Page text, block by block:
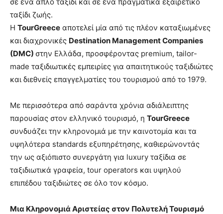
ταξίδι ζωής.
Η TourGreece αποτελεί μία από τις πλέον καταξιωμένες
και διαχρονικές Destination ManagementCompanies
(DMC) στην Ελλάδα, προσφέροντας premium, tailor-
made ταξιδιωτικές εμπειρίες για απαιτητικούς ταξιδιώτες
και διεθνείς επαγγελματίες του τουρισμού από το 1979.
Με περισσότερα από σαράντα χρόνια αδιάλειπτης
παρουσίας στον ελληνικό τουρισμό, η TourGreece
συνδυάζει την κληρονομιά με την καινοτομία και τα
υψηλότερα standards εξυπηρέτησης, καθιερώνοντάς
την ως αξιόπιστο συνεργάτη για luxury ταξίδια σε
ταξιδιωτικά γραφεία, tour operators και υψηλού
επιπέδου ταξιδιώτες σε όλο τον κόσμο.
Μια Κληρονομιά Αριστείας στον Πολυτελή Τουρισμό